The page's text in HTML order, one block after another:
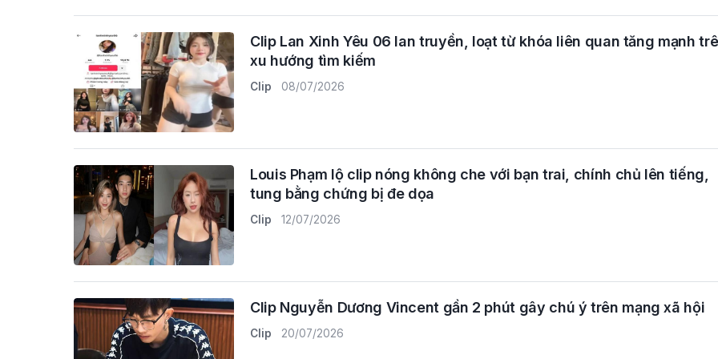
Clip Lan Xinh Yêu 06 lan truyền, loạt từ khóa liên quan tăng mạnh
xu hướng tìm kiếm
Clip 08/07/2026
Louis Phạm lộ clip nóng không che với bạn trai, chính chủ lên tiếng,
tung bằng chứng bị đe dọa
Clip 12/07/2026
Clip Nguyễn Dương Vincent gần 2 phút gây chú ý trên mạng xã hội
Clip 20/07/2026